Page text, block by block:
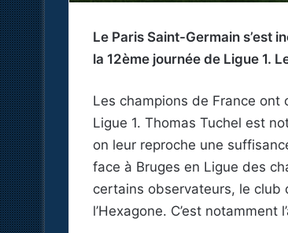
Le Paris Saint-Germain s’est
la 12ème journée de Ligue 1.
Les champions de France
Ligue 1. Thomas Tuchel est
on leur reproche une
face à Bruges en Ligue des
certains observateurs, le
l’Hexagone. C’est notamment